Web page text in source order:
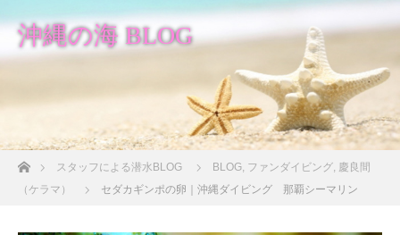
沖縄の海 BLOG
ホームスタッフによる潜水BLOG BLOG, ファンダイビング, 慶良間
（ケラマ）
セダカギンポの卵｜沖縄ダイビング 那覇シーマリン